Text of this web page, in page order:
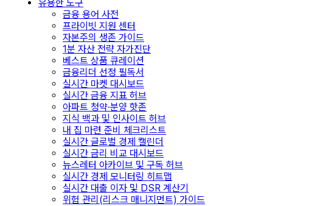
유용한 도구
금융 용어 사전
프라이빗 지원 센터
자본주의 생존 가이드
1분 자산 전략 자가진단
베스트 상품 큐레이션
금융리더 선정 필독서
실시간 마켓 대시보드
실시간 금융 지표 허브
아파트 청약·분양 핫존
지식 백과 및 인사이트 허브
내 집 마련 준비 체크리스트
실시간 글로벌 경제 캘린더
실시간 금리 비교 대시보드
뉴스레터 아카이브 및 구독 허브
실시간 경제 모니터링 히트맵
실시간 대출 이자 및 DSR 계산기
위험 관리(리스크 매니지먼트) 가이드